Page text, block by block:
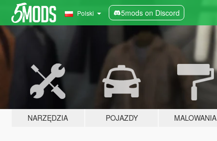
Polski 5mods on Discord
NARZĘDZIA POJAZDY MALOWANIA